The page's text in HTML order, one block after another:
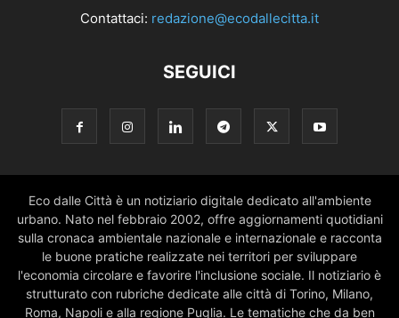
Contattaci: redazione@ecodallecitta.it
SEGUICI
Eco dalle Città è un notiziario digitale dedicato all'ambiente
urbano. Nato nel febbraio 2002, offre aggiornamenti quotidiani
sulla cronaca ambientale nazionale e internazionale e racconta
le buone pratiche realizzate nei territori per sviluppare
l'economia circolare e favorire l'inclusione sociale. Il notiziario è
strutturato con rubriche dedicate alle città di Torino, Milano,
Roma, Napoli e alla regione Puglia. Le tematiche che da ben